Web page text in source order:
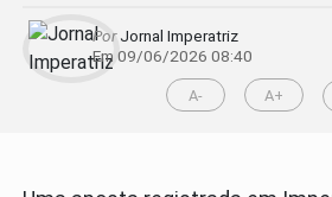
PorJornal Imperatriz
Em 09/06/2026 08:40
A- A+